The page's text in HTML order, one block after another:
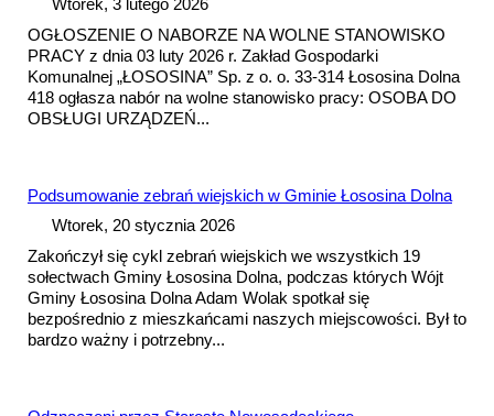
Wtorek, 3 lutego 2026
OGŁOSZENIE O NABORZE NA WOLNE STANOWISKO
PRACY z dnia 03 luty 2026 r. Zakład Gospodarki
Komunalnej „ŁOSOSINA” Sp. z o. o. 33-314 Łososina Dolna
418 ogłasza nabór na wolne stanowisko pracy: OSOBA DO
OBSŁUGI URZĄDZEŃ...
Podsumowanie zebrań wiejskich w Gminie Łososina Dolna
Wtorek, 20 stycznia 2026
Zakończył się cykl zebrań wiejskich we wszystkich 19
sołectwach Gminy Łososina Dolna, podczas których Wójt
Gminy Łososina Dolna Adam Wolak spotkał się
bezpośrednio z mieszkańcami naszych miejscowości. Był to
bardzo ważny i potrzebny...